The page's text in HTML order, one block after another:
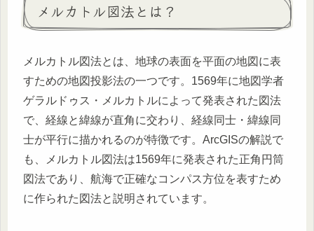
メルカトル図法とは？
メルカトル図法とは、地球の表面を平面の地図に表
すための地図投影法の一つです。1569年に地図学者
ゲラルドゥス・メルカトルによって発表された図法
で、経線と緯線が直角に交わり、経線同士・緯線同
士が平行に描かれるのが特徴です。ArcGISの解説で
も、メルカトル図法は1569年に発表された正角円筒
図法であり、航海で正確なコンパス方位を表すため
に作られた図法と説明されています。